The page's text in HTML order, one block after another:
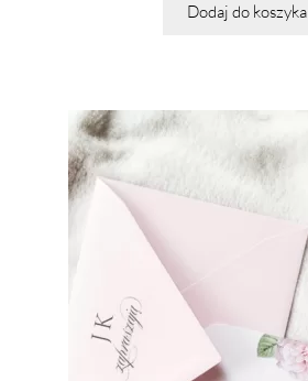
Dodaj do koszyka